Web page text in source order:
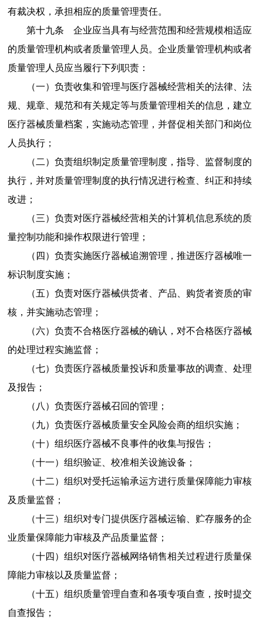
有裁决权，承担相应的质量管理责任。
第十九条 企业应当具有与经营范围和经营规模相适应
的质量管理机构或者质量管理人员。企业质量管理机构或者
质量管理人员应当履行下列职责：
（一） 负责收集和管理与医疗器械经营相关的法律、法
规、规章、规范和有关规定等与质量管理相关的信息，建立
医疗器械质量档案，实施动态管理，并督促相关部门和岗位
人员执行；
（二） 负责组织制定质量管理制度，指导、监督制度的
执行，并对质量管理制度的执行情况进行检查、纠正和持续
改进；
（三） 负责对医疗器械经营相关的计算机信息系统的质
量控制功能和操作权限进行管理；
（四） 负责实施医疗器械追溯管理，推进医疗器械唯一
标识制度实施；
（五） 负责对医疗器械供货者、产品、购货者资质的审
核，并实施动态管理；
（六） 负责不合格医疗器械的确认，对不合格医疗器械
的处理过程实施监督；
（七） 负责医疗器械质量投诉和质量事故的调查、处理
及报告；
（八） 负责医疗器械召回的管理；
（九） 负责医疗器械质量安全风险会商的组织实施；
（十） 组织医疗器械不良事件的收集与报告；
（十一） 组织验证、校准相关设施设备；
（十二） 组织对受托运输承运方进行质量保障能力审核
及质量监督；
（十三） 组织对专门提供医疗器械运输、贮存服务的企
业质量保障能力审核及产品质量监督；
（十四） 组织对医疗器械网络销售相关过程进行质量保
障能力审核以及质量监督；
（十五） 组织质量管理自查和各项专项自查，按时提交
自查报告；